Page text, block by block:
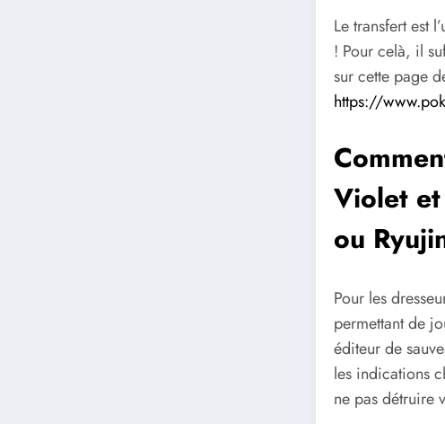
Le transfert est
! Pour celà, il
sur cette page
https://
Violet et
ou
Pour les
permettant de
éditeur de
les indications
ne pas détruire